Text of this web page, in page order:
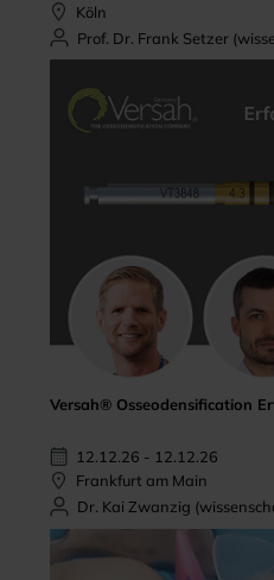
Köln
Prof. Dr. Frank Setzer
Versah® Osseodensification
12.12.26 - 12.12.26
Frankfurt am Main
Dr. Kai Zwanzig